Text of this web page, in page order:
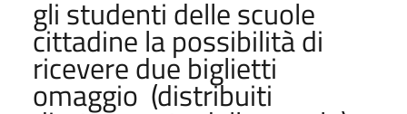
gli studenti delle scuole
cittadine la possibilità di
ricevere due biglietti
omaggio (distribuiti